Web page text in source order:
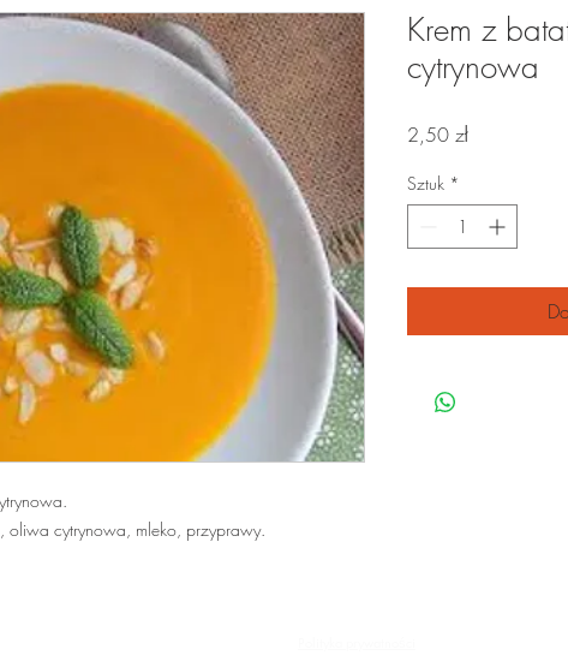
oliwa cytrynowa, mleko, przyprawy.
Krem z
cytrynowa
2,50 złCena
Sztuk *